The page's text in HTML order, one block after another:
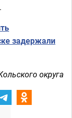
задержали
округа